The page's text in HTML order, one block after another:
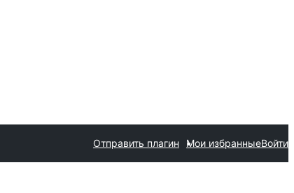
Отправить плагин Мои избранныеВойти